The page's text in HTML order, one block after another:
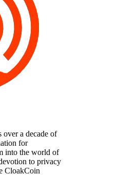
a decade of
for
into the world of
to privacy
CloakCoin